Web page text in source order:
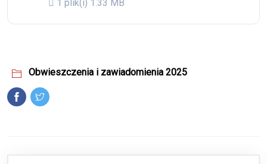
1 plik(i) 1.33 MB
Obwieszczenia i zawiadomienia 2025